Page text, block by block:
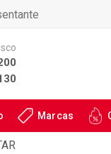
Marcas